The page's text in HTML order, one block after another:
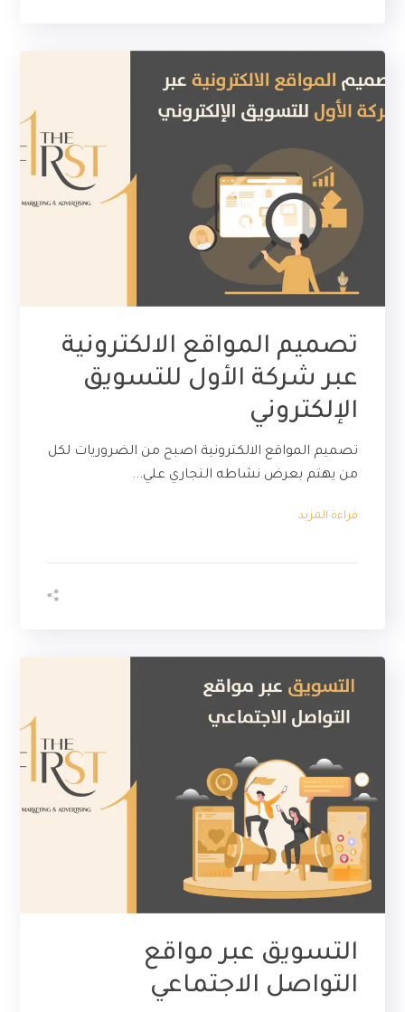
تصميم المواقع الالكترونية
عبر شركة الأول للتسويق
الإلكتروني
تصميم المواقع الالكترونية اصبح من الضروريات لكل
من يهتم بعرض نشاطه التجاري علي...
قراءة المزيد
التسويق عبر مواقع
التواصل الاجتماعي